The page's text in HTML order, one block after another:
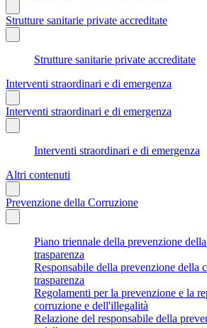
Strutture sanitarie private accreditate
Strutture sanitarie private accreditate
Interventi straordinari e di emergenza
Interventi straordinari e di emergenza
Interventi straordinari e di emergenza
Altri contenuti
Prevenzione della Corruzione
Piano triennale della prevenzione
trasparenza
Responsabile della prevenzione della
trasparenza
Regolamenti per la prevenzione e la
corruzione e dell'illegalità
Relazione del responsabile della